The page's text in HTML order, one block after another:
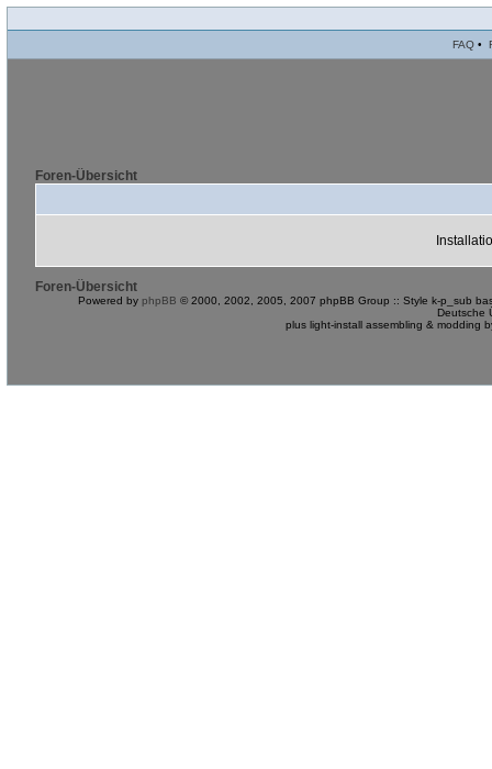
FAQ •
Foren-Übersicht
Foren-Übersicht
Powered by phpBB © 2000, 2002, 2005, 2007 phpBB Group :: Style k-p_sub
Deutsche
plus light-install assembling & modding